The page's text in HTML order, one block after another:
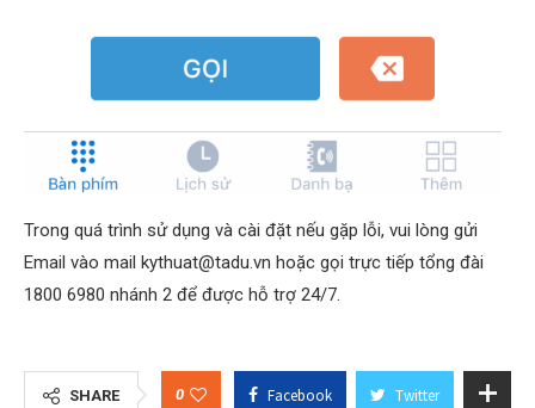
Trong quá trình sử dụng và cài đặt nếu gặp lỗi, vui lòng gửi
Email vào mail kythuat@tadu.vn hoặc gọi trực tiếp tổng đài
1800 6980 nhánh 2 để được hỗ trợ 24/7.
SHARE 0 Facebook Twitter